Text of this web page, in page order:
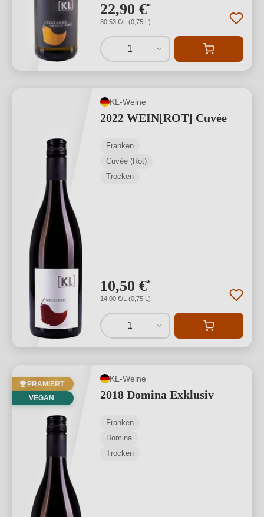
22,90 €*
30,53 €/L (0,75 L)
1
KL-Weine
2022 WEIN[ROT] Cuvée
Franken
Cuvée (Rot)
Trocken
10,50 €*
14,00 €/L (0,75 L)
1
PRÄMIERT
VEGAN
KL-Weine
2018 Domina Exklusiv
Franken
Domina
Trocken